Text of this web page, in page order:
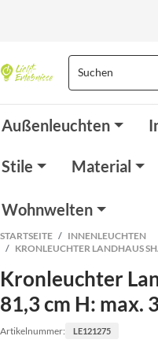
Außenleuchten
Stile Material
Wohnwelten
STARTSEITE
INNENLEUCHTEN
KRONLEUCHTER LANDHAUS
Kronleuchter
81,3 cm H: max.
Artikelnummer: LE121275